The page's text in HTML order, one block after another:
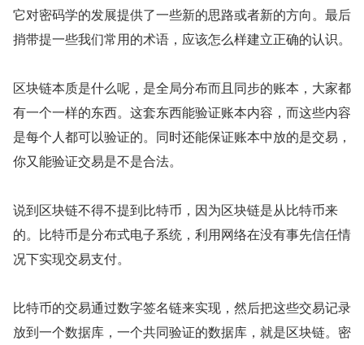
它对密码学的发展提供了一些新的思路或者新的方向。最后
捎带提一些我们常用的术语，应该怎么样建立正确的认识。
区块链本质是什么呢，是全局分布而且同步的账本，大家都
有一个一样的东西。这套东西能验证账本内容，而这些内容
是每个人都可以验证的。同时还能保证账本中放的是交易，
你又能验证交易是不是合法。
说到区块链不得不提到比特币，因为区块链是从比特币来
的。比特币是分布式电子系统，利用网络在没有事先信任情
况下实现交易支付。
比特币的交易通过数字签名链来实现，然后把这些交易记录
放到一个数据库，一个共同验证的数据库，就是区块链。密